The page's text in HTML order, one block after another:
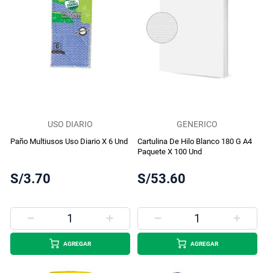
USO DIARIO
Paño Multiusos Uso Diario X 6 Und
S/3.70
AGREGAR
GENERICO
Cartulina De Hilo Blanco 180 G A4
Paquete X 100 Und
S/53.60
AGREGAR